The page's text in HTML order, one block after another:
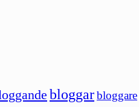
bloggarbloggare